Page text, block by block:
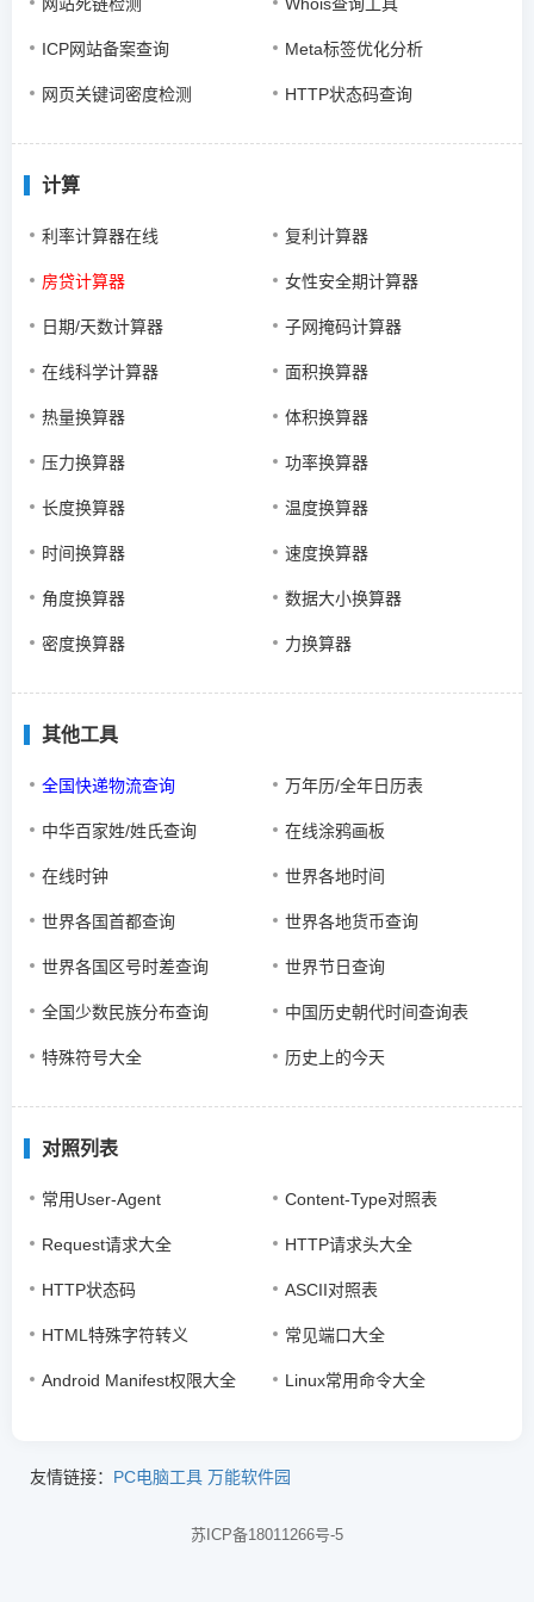
ICP网站备案查询 Meta标签优化分析
网页关键词密度检测 HTTP状态码查询
计算
利率计算器在线 复利计算器
房贷计算器 女性安全期计算器
日期/天数计算器 子网掩码计算器
在线科学计算器 面积换算器
热量换算器 体积换算器
压力换算器 功率换算器
长度换算器 温度换算器
时间换算器 速度换算器
角度换算器 数据大小换算器
密度换算器 力换算器
其他工具
全国快递物流查询 万年历/全年日历表
中华百家姓/姓氏查询 在线涂鸦画板
在线时钟 世界各地时间
世界各国首都查询 世界各地货币查询
世界各国区号时差查询 世界节日查询
全国少数民族分布查询 中国历史朝代时间查询表
特殊符号大全 历史上的今天
对照列表
常用User-Agent Content-Type对照表
Request请求大全 HTTP请求头大全
HTTP状态码 ASCII对照表
HTML特殊字符转义 常见端口大全
Android Manifest权限大全 Linux常用命令大全
友情链接： PC电脑工具 万能软件园
苏ICP备18011266号-5